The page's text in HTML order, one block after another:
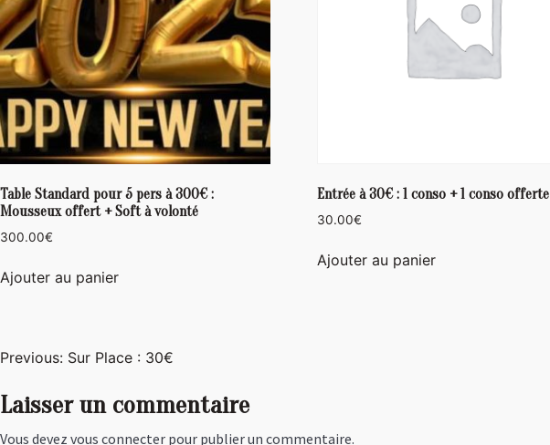
Table Standard pour 5 pers à 300€ :
Mousseux offert + Soft à volonté
300.00€
Ajouter au panier
Entrée à 30€ : 1 conso + 1 conso offerte
30.00€
Ajouter au panier
Navigation
de
l’article
Previous: Sur Place : 30€
Laisser un commentaire
Vous devez vous connecter pour publier un commentaire.